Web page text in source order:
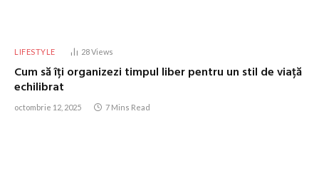
LIFESTYLE 28Views
Cum să îți organizezi timpul liber pentru un stil de viață
echilibrat
octombrie 12, 2025 7 Mins Read